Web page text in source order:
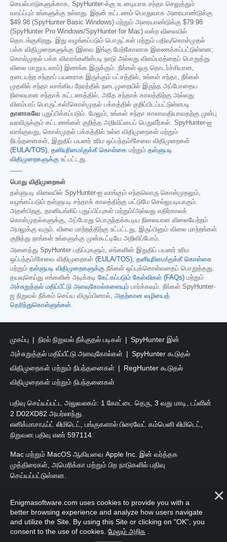
செயல்பாடுகளுக்காக, SpyHunter-க்கு உடனடியாக சந்தா செலுத்தும்
வாய்ப்பும் உங்களுக்கு உள்ளது. இதன் கட்டணம் பொதுவாக அரையாண்டுக்கு
$49.98 (SpyHunter Basic Windows) மற்றும் அரையாண்டுக்கு $79.98
(SpyHunter Pro Windows/SpyHunter for Mac) என்ற விலையில்
தொடங்குகிறது. இது வழங்கப்படும் பொருட்கள் மற்றும் பதிவு/கொள்முதல்
பக்க விதிமுறைகளுக்கு (இவை இங்கு மேற்கோளாக இணைக்கப்பட்டுள்ளன;
கொள்முதல் பக்க விவரங்களின்படி நாடு அல்லது விளம்பரத்தைப் பொறுத்து
விலை மாறுபடலாம்) இணங்க இருக்கும். நீங்கள் ஒரு தொடர்ச்சியான,
தடையற்ற சந்தாப் பயனராக இருக்கும் பட்சத்தில், உங்கள் சந்தா, நீங்கள்
முதலில் சந்தா வாங்கிய நேரத்தில் நடைமுறையில் இருந்த அப்போதைய
நிலையான சந்தாக் கட்டணத்தில், அதே சந்தாக் காலத்திற்கு அல்லது
விளம்பரப் பொருட்கள்/கொள்முதல் பக்கத்தில் குறிப்பிடப்பட்டுள்ளபடி
தானாகவே புதுப்பிக்கப்படும். மேலும், உங்கள் சந்தா காலாவதியாவதற்கு முன்பு
வரவிருக்கும் கட்டணங்கள் குறித்த அறிவிப்பைப் பெறுவீர்கள். SpyHunter-ஐ
வாங்குவது, கொள்முதல் பக்கத்தில் உள்ள விதிமுறைகள் மற்றும்
நிபந்தனைகள், இறுதிப் பயனர் உரிம ஒப்பந்தம்/சேவை விதிமுறைகள்
(EULA/TOS), தனியுரிமை/குக்கீ கொள்கை மற்றும் தள்ளுபடி
விதிமுறைகளுக்கு உட்பட்டது.
------
பொது விதிமுறைகள்
தள்ளுபடி விலையில் SpyHunter-ஐ வாங்கும் எந்தவொரு கொள்முதலும்,
வழங்கப்படும் தள்ளுபடி சந்தாக் காலத்திற்கு மட்டுமே செல்லுபடியாகும்.
அதன்பிறகு, தானியங்கிப் புதுப்பிப்புகள் மற்றும்/அல்லது எதிர்காலக்
கொள்முதல்களுக்கு, அப்போது பொருந்தக்கூடிய நிலையான விலையேற்றம்
அமலுக்கு வரும். விலை மாற்றத்திற்கு உட்பட்டது, இருப்பினும் விலை மாற்றங்கள்
குறித்து நாங்கள் உங்களுக்கு முன்கூட்டியே அறிவிப்போம்.
அனைத்து SpyHunter பதிப்புகளும், எங்களின் இறுதிப் பயனர் உரிம
ஒப்பந்தம்/சேவை விதிமுறைகள் (EULA/TOS), தனியுரிமை/குக்கீ கொள்கை
மற்றும் தள்ளுபடி விதிமுறைகளுக்கு நீங்கள் ஒப்புக்கொள்வதைப் பொறுத்தது.
தயவுசெய்து எங்களின் அடிக்கடி கேட்கப்படும் கேள்விகள் (FAQs) மற்றும்
அச்சுறுத்தல் மதிப்பீட்டு அளவுகோல்களையும் பார்க்கவும். நீங்கள் SpyHunter-
ஐ நிறுவல் நீக்கம் செய்ய விரும்பினால், அதற்கான வழியைத்
தெரிந்துகொள்ளுங்கள்.
முகப்பு நிரல் நிறுவல் நீக்குதல் படிகள்
SpyHunter இன்
அச்சுறுத்தல் மதிப்பீட்டு அளவுகோல்கள்
SpyHunter கூடுதல்
விதிமுறைகள் மற்றும் நிபந்தனைகள்
RegHunter கூடுதல்
விதிமுறைகள் மற்றும் நிபந்தனைகள்
பதிவு செய்யப்பட்ட அலுவலகம்: 1 கோட்டை தெரு, 3 வது மாடி, டப்ளின்
2 D02XD82 அயர்லாந்து.
எனிக்மாசாஃப்ட் லிமிடெட், பங்குகளால் பிரைவேட் கம்பெனி லிமிடெட்,
நிறுவன பதிவு எண் 597114.
Mac மற்றும் MacOS ஆகியவை Apple Inc. இன் வர்த்தக
முத்திரைகள், அமெரிக்கா மற்றும் பிற நாடுகளில் பதிவு
செய்யப்பட்டுள்ளன.
உரிமைகளும் பாதுகாக்கப்பட்டவை.
Enigmasoftware.com uses cookies to provide you with a
better browsing experience and analyze how users navigate
and utilize the Site. By using this Site or clicking on "OK", you
consent to the use of cookies. மேலும் அறிக